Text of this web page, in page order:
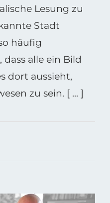
Lesung zu
Stadt
häufig
alle ein Bild
dort aussieht,
zu sein. [ ... ]